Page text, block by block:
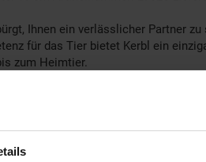
Ihnen ein verlässlicher Partner
für das Tier bietet Kerbl ein
zum Heimtier.